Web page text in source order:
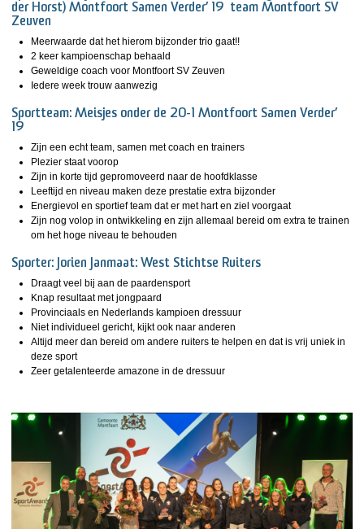
der Horst) Montfoort Samen Verder’ 19 team Montfoort SV
Zeuven
Meerwaarde dat het hierom bijzonder trio gaat!!
2 keer kampioenschap behaald
Geweldige coach voor Montfoort SV Zeuven
Iedere week trouw aanwezig
Sportteam: Meisjes onder de 20-1 Montfoort Samen Verder’
19
Zijn een echt team, samen met coach en trainers
Plezier staat voorop
Zijn in korte tijd gepromoveerd naar de hoofdklasse
Leeftijd en niveau maken deze prestatie extra bijzonder
Energievol en sportief team dat er met hart en ziel voorgaat
Zijn nog volop in ontwikkeling en zijn allemaal bereid om extra te trainen
om het hoge niveau te behouden
Sporter: Jorien Janmaat: West Stichtse Ruiters
Draagt veel bij aan de paardensport
Knap resultaat met jongpaard
Provinciaals en Nederlands kampioen dressuur
Niet individueel gericht, kijkt ook naar anderen
Altijd meer dan bereid om andere ruiters te helpen en dat is vrij uniek in
deze sport
Zeer getalenteerde amazone in de dressuur